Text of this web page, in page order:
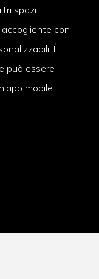
spazi
con
È
può essere
mobile.